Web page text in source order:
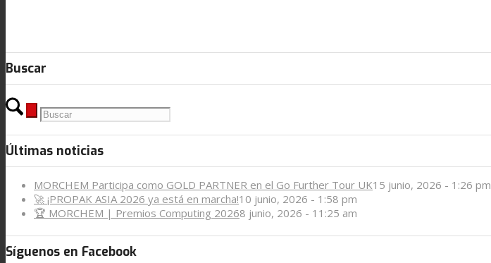
Buscar
Menú Menú
Buscar
Últimas noticias
MORCHEM Participa como GOLD PARTNER en el Go Further Tour UK15 junio, 2026 - 1:26 pm
🚀 ¡PROPAK ASIA 2026 ya está en marcha!10 junio, 2026 - 1:58 pm
🏆 MORCHEM | Premios Computing 20268 junio, 2026 - 11:25 am
Síguenos en Facebook